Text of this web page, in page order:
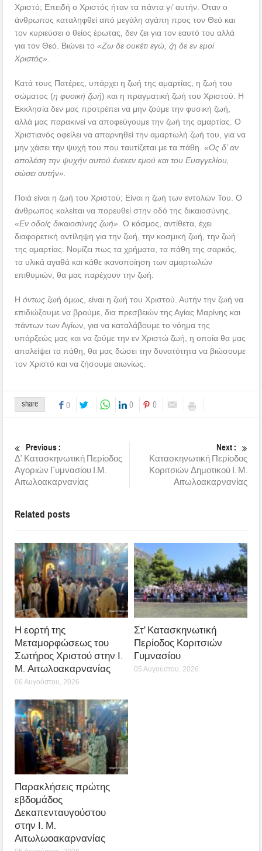
Χριστό; Επειδή ο Χριστός ήταν τα πάντα γι’ αυτήν. Όταν ο
άνθρωπος καταληφθεί από μεγάλη αγάπη προς τον Θεό και
τον κυριεύσει ο θείος έρωτας, δεν ζει για τον εαυτό του αλλά
για τον Θεό. Βιώνει το«Ζω δε ουκέτι εγώ, ζη δε εν εμοί
Χριστός».
Κατά τους Πατέρες, υπάρχει η ζωή της αμαρτίας, η ζωή του
σώματος (η φυσική ζωή) και η πραγματική ζωή του Χριστού. Η
Εκκλησία δεν μας προτρέπει να μην ζούμε την φυσική ζωή,
αλλά μας παρακινεί να αποφεύγουμε την ζωή της αμαρτίας. Ο
Χριστιανός οφείλει να απαρνηθεί την αμαρτωλή ζωή του, για να
μην χάσει την ψυχή του που ταυτίζεται με τα πάθη.«Ος δ’ αν
απολέση την ψυχήν αυτού ένεκεν εμού και του Ευαγγελίου,
σώσει αυτήν».
Ποιά είναι η ζωή του Χριστού; Είναι η ζωή των εντολών Του. Ο
άνθρωπος καλείται να πορευθεί στην οδό της δικαιοσύνης.
«Εν οδοίς δικαιοσύνης ζωή».Ο κόσμος, αντίθετα, έχει
διαφορετική αντίληψη για την ζωή, την κοσμική ζωή, την ζωή
της αμαρτίας. Νομίζει πως τα χρήματα, τα πάθη της σαρκός,
τα υλικά αγαθά και κάθε ικανοποίηση των αμαρτωλών
επιθυμιών, θα μας παρέχουν την ζωή.
Ηόντωςζωή όμως, είναι η ζωή του Χριστού. Αυτήν την ζωή να
επιδιώξουμε να βρούμε, δια πρεσβειών της Αγίας Μαρίνης και
πάντων των Αγίων, για να καταλάβουμε το νόημα της
υπάρξεώς μας και να ζούμε την εν Χριστώ ζωή, η οποία θα μας
απαλείψει τα πάθη, θα μας δώσει την δυνατότητα να βιώσουμε
τον Χριστό και να ζήσουμε αιωνίως.
share 0 0 0
Previous :
Δ’ Κατασκηνωτική Περίοδος
Αγοριών Γυμνασίου Ι.Μ.
Αιτωλοακαρνανίας
Next :
Κατασκηνωτική Περίοδος
Κοριτσιών Δημοτικού Ι. Μ.
Αιτωλοακαρνανίας
Related posts
Η εορτή της
Μεταμορφώσεως του
Σωτήρος Χριστού στην Ι.
Μ. Αιτωλοακαρνανίας
06 Αυγούστου, 2026
Στ’ Κατασκηνωτική
Περίοδος Κοριτσιών
Γυμνασίου
05 Αυγούστου, 2026
Παρακλήσεις πρώτης
εβδομάδος
Δεκαπενταυγούστου
στην Ι. Μ.
Αιτωλωοακαρνανίας